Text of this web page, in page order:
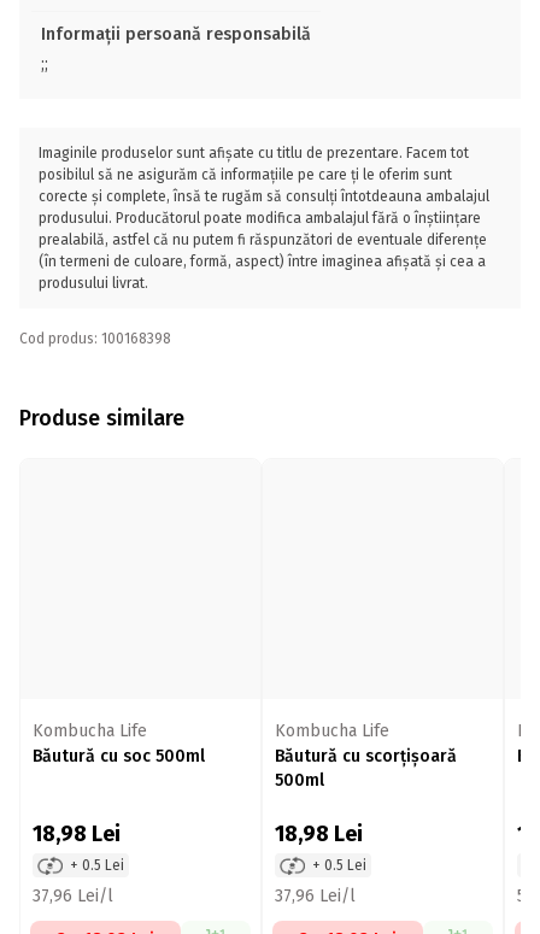
Informații persoană responsabilă
;;
Imaginile produselor sunt afișate cu titlu de prezentare. Facem tot
posibilul să ne asigurăm că informațiile pe care ți le oferim sunt
corecte și complete, însă te rugăm să consulți întotdeauna ambalajul
produsului. Producătorul poate modifica ambalajul fără o înștiințare
prealabilă, astfel că nu putem fi răspunzători de eventuale diferențe
(în termeni de culoare, formă, aspect) între imaginea afișată și cea a
produsului livrat.
Cod produs: 100168398
Produse similare
Kombucha Life
Băutură cu soc 500ml
18,98 Lei
+ 0.5 Lei
37,96 Lei/l
Kombucha Life
Băutură cu scorțișoară
500ml
18,98 Lei
+ 0.5 Lei
37,96 Lei/l